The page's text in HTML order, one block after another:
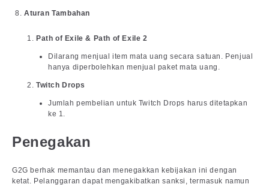
Aturan Tambahan
Path of Exile & Path of Exile 2
Dilarang menjual item mata uang secara satuan. Penjual
hanya diperbolehkan menjual paket mata uang.
Twitch Drops
Jumlah pembelian untuk Twitch Drops harus ditetapkan
ke 1.
Penegakan
G2G berhak memantau dan menegakkan kebijakan ini dengan
ketat. Pelanggaran dapat mengakibatkan sanksi, termasuk namun